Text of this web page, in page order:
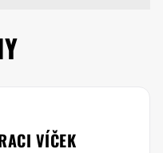
VÍČEK